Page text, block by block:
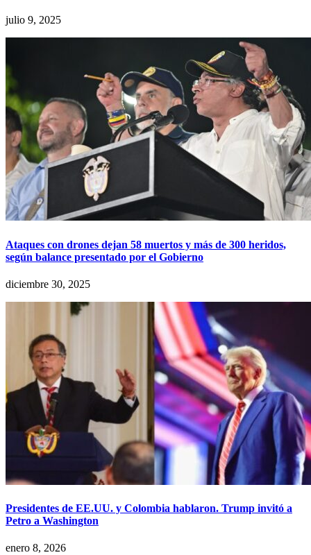
julio 9, 2025
Ataques con drones dejan 58 muertos y más de 300 heridos,
según balance presentado por el Gobierno
diciembre 30, 2025
Presidentes de EE.UU. y Colombia hablaron. Trump invitó a
Petro a Washington
enero 8, 2026